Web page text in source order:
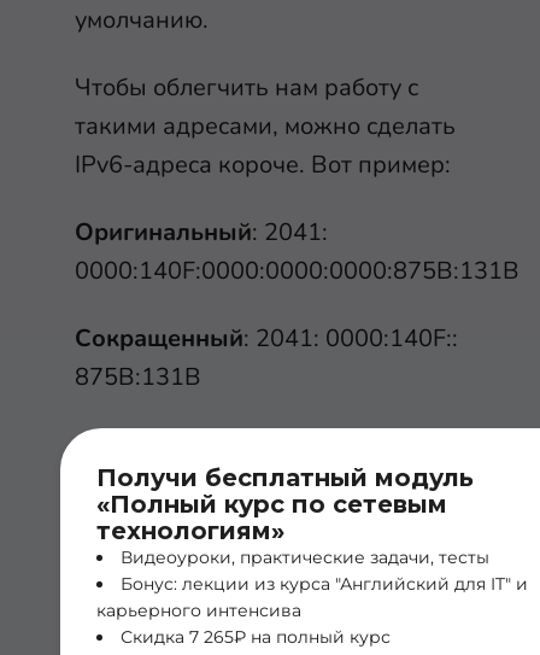
Получи бесплатный модуль
«Полный курс по сетевым
технологиям»
Видеоуроки, практические задачи, тесты
Бонус: лекции из курса "Английский для IT" и
карьерного интенсива
Скидка 7 265₽ на полный курс
умолчанию.
Чтобы облегчить нам работу с
такими адресами, можно сделать
IPv6-адреса короче. Вот пример:
Оригинальный: 2041:
0000:140F:0000:0000:0000:875B:131B
Сокращенный: 2041: 0000:140F::
875B:131B
Если есть строка нулей, вы
можете удалить их, заменив их
двойным двоеточием (::). В
приведенном выше IPv6-адресе
удалены нули, сделав адрес
немного короче. Вы можете